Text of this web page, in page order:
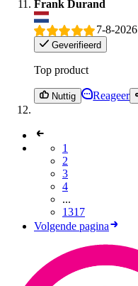
Frank Durand
7-8-2026
Geverifieerd
Top product
Nuttig Reageer
1
2
3
4
...
1317
Volgende pagina